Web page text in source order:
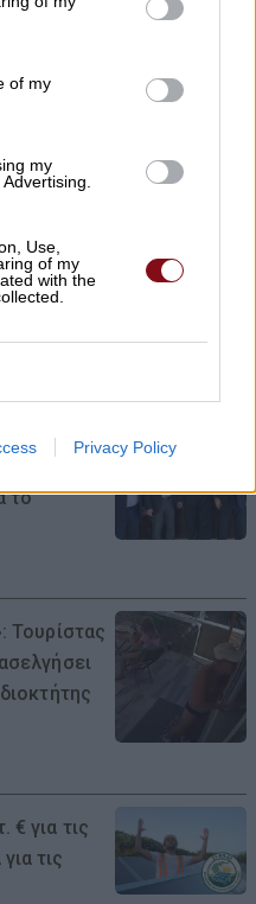
of my
my
Use,
of my
with the
Privacy Policy
Βόρεια
στον
ετών
το
Τουρίστας
για τις
τις